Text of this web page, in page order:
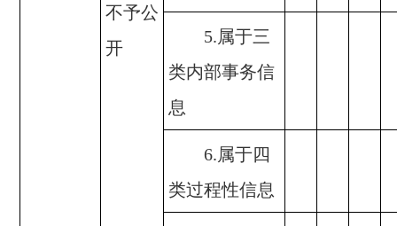
不予公
开
5.属于三
类内部事务信
息
6.属于四
类过程性信息